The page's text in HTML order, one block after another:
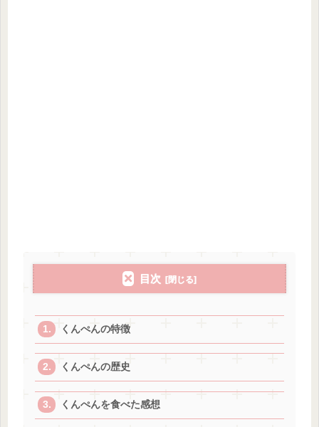
目次
くんぺんの特徴
くんぺんの歴史
くんぺんを食べた感想